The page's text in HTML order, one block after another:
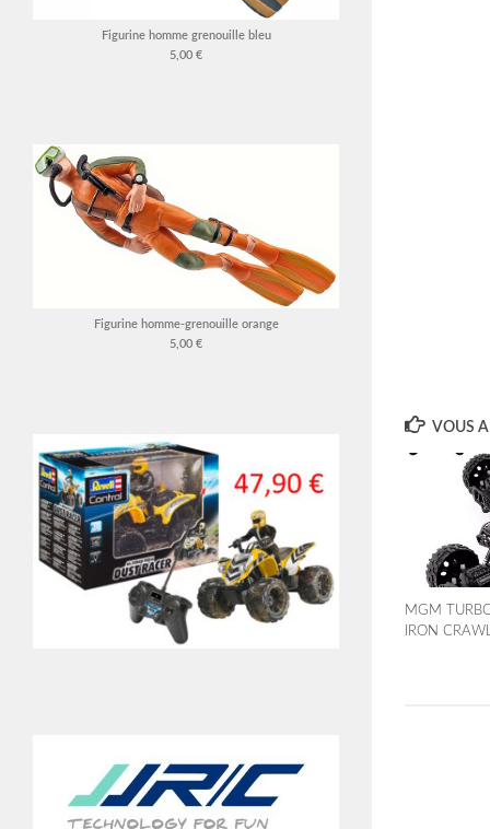
VOUS
MGM
IRON
Figurine homme grenouille bleu
5,00 €
Figurine homme-grenouille orange
5,00 €